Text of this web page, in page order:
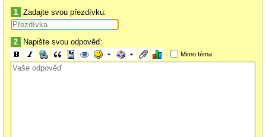
1 Zadajte svou přezdívku:
2 Napište svou odpověď:
Mimo téma